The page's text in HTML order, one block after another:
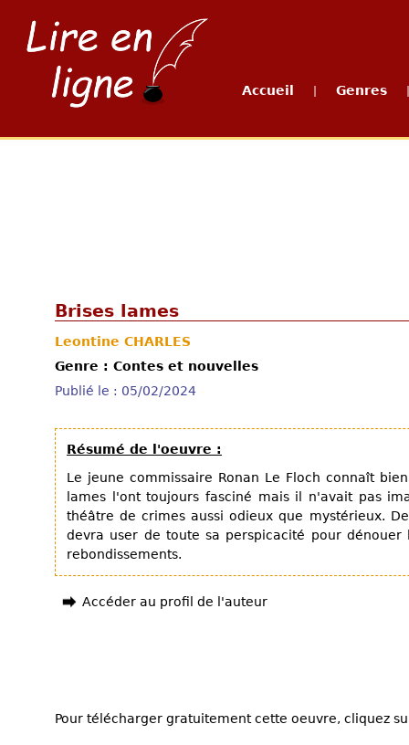
Accueil Genres
Brises lames
Leontine CHARLES
Genre : Contes et nouvelles
Publié le : 05/02/2024
Résumé de l'oeuvre :
Le jeune commissaire Ronan Le Floch connaît
lames l'ont toujours fasciné mais il n'avait pas
théâtre de crimes aussi odieux que mystérieux.
devra user de toute sa perspicacité pour
rebondissements.
Accéder au profil de l'auteur
Pour télécharger gratuitement cette oeuvre, cliquez